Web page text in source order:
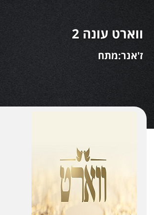
ווארט עונה 2
ז'אנר:מתח